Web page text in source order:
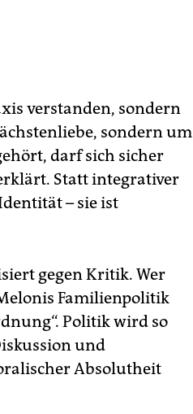
verstanden, sondern
sondern um
darf sich sicher
Statt integrativer
– sie ist
gegen Kritik. Wer
Familienpolitik
Politik wird so
und
Absolutheit